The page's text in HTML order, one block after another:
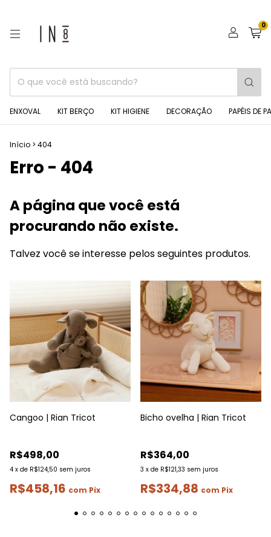
0
ENXOVAL KIT BERÇO KIT HIGIENE DECORAÇÃO PAPÉIS DE
Início > 404
Erro - 404
A página que você está
procurando não existe.
Talvez você se interesse pelos seguintes produtos.
Cangoo | Rian Tricot
R$498,00
4 x de R$124,50 sem juros
R$458,16 com Pix
Bicho ovelha | Rian Tricot
R$364,00
3 x de R$121,33 sem juros
R$334,88 com Pix